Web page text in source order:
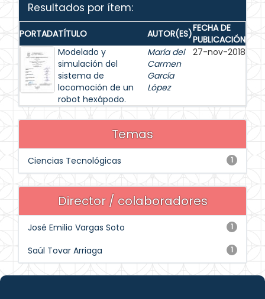
Resultados por ítem:
PORTADATÍTULO AUTOR(ES)FECHA DE
PUBLICACIÓN
Modelado y
simulación del
sistema de
locomoción de un
robot hexápodo.
María del
Carmen
García
López
27-nov-2018
Temas
1
Ciencias Tecnológicas
Director / colaboradores
1
José Emilio Vargas Soto
1
Saúl Tovar Arriaga